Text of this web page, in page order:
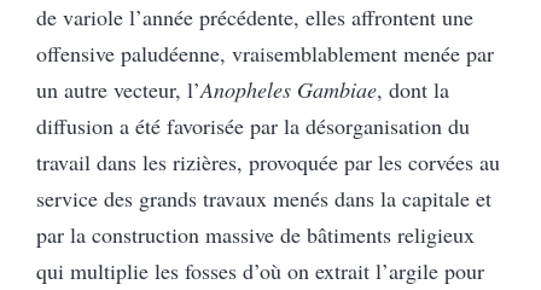
de variole l’année précédente, elles affrontent une
offensive paludéenne, vraisemblablement menée par
un autre vecteur, l’Anopheles Gambiae, dont la
diffusion a été favorisée par la désorganisation du
travail dans les rizières, provoquée par les corvées au
service des grands travaux menés dans la capitale et
par la construction massive de bâtiments religieux
qui multiplie les fosses d’où on extrait l’argile pour